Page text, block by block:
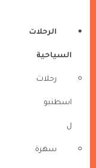
الرحلات
السياحية
رحلات
اسطنبو
ل
سهرة